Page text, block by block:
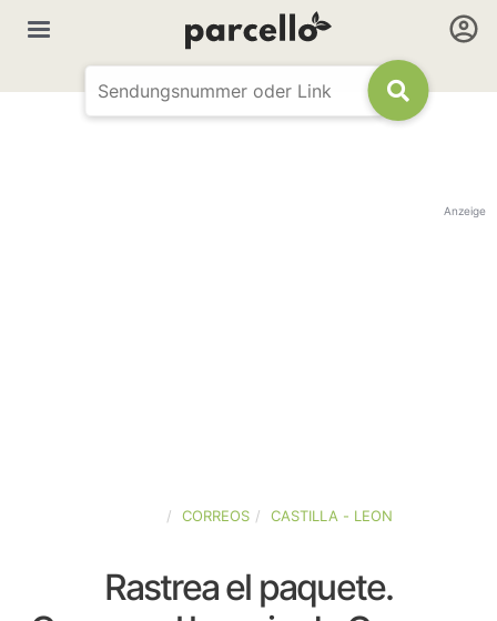
Anzeige
CORREOS CASTILLA - LEON
Rastrea el paquete.